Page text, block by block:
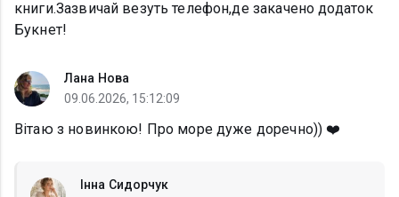
книги.Зазвичай везуть телефон,де закачено додаток
Букнет!
Лана Нова
09.06.2026, 15:12:09
Вітаю з новинкою! Про море дуже доречно)) ❤️
Інна Сидорчук